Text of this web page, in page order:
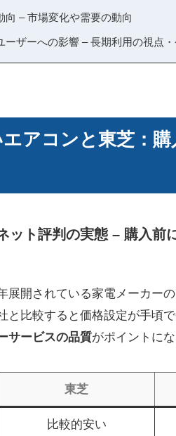
– 市場変化や需要の動向
ーザーへの影響 – 長期利用の視点
アコンと東芝：
ット評判の実態 – 購入前
展開されている家電メーカー
と比較すると価格設定が手頃
サービスの品質がポイントにな
東芝
比較的安い